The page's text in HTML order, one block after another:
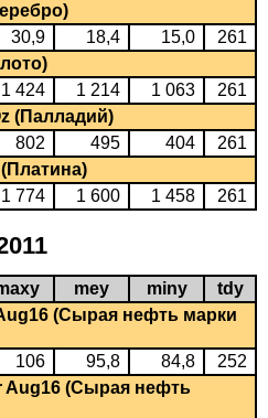
30,9 18,4 15,0
261
1 424 1 214 1 063
261
(Палладий)
802 495 404
261
1 774 1 600 1 458 261
mey miny
tdy
(Сырая нефть марки
106 95,8 84,8
252
Aug16 (Сырая нефть